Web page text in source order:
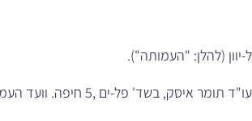
(להלן: "העמותה").
משרד העמותה נמצא אצל